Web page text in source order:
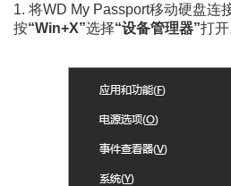
1. 将WD My Passport移动硬盘连
按“Win+X”选择“设备管理器”打开